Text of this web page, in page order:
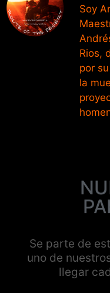
Soy
Rios,
por
la
Se parte de
uno de
llegar